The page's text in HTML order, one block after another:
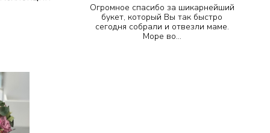
Остался
Огромное спасибо за шикарнейший
букет, который Вы так быстро
сегодня собрали и отвезли маме.
Море во...